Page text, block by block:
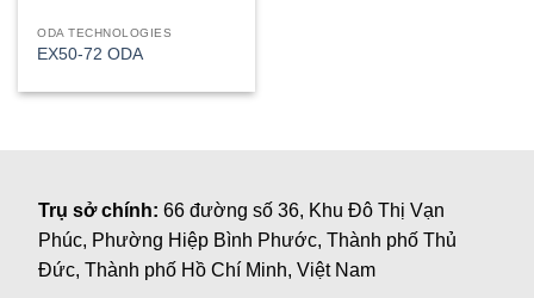
ODA TECHNOLOGIES
EX50-72 ODA
Trụ sở chính:66 đường số 36, Khu Đô Thị Vạn
Phúc, Phường Hiệp Bình Phước, Thành phố Thủ
Đức, Thành phố Hồ Chí Minh, Việt Nam